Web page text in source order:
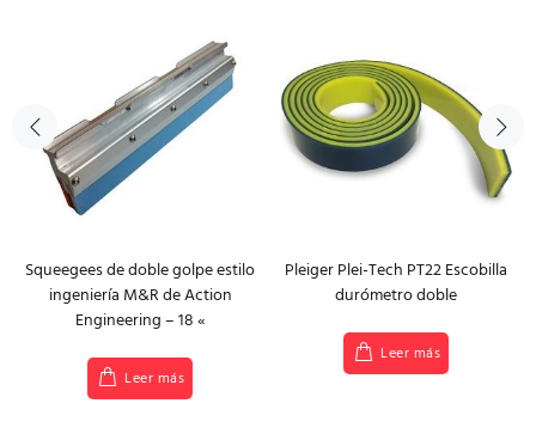
Squeegees de doble golpe estilo
ingeniería M&R de Action
Engineering – 18 «
Leer más
Pleiger Plei-Tech PT22 Escobilla
durómetro doble
Leer más